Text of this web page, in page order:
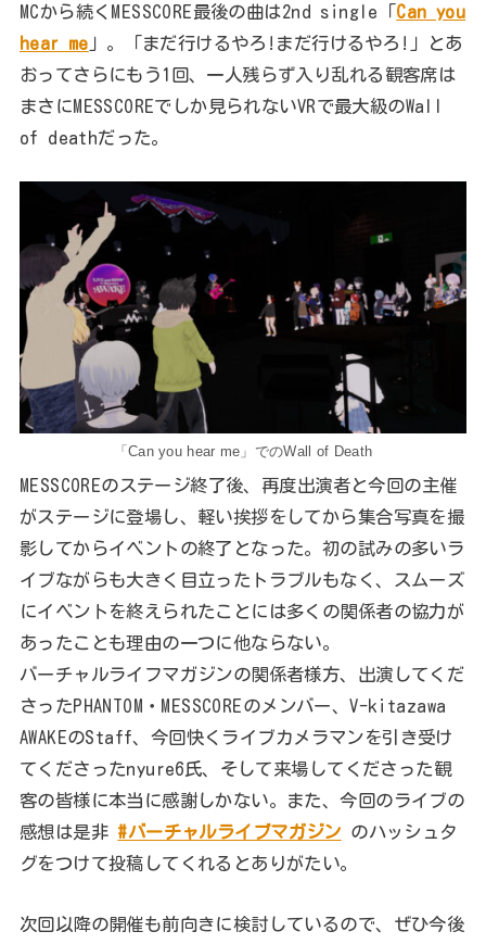
MCから続くMESSCORE最後の曲は2nd single「Can you
hear me 」。「まだ行けるやろ!まだ行けるやろ!」とあ
おってさらにもう1回、一人残らず入り乱れる観客席は
まさにMESSCOREでしか見られないVRで最大級のWall
of deathだった。
「Can you hear me」でのWall of Death
MESSCOREのステージ終了後、再度出演者と今回の主催
がステージに登場し、軽い挨拶をしてから集合写真を撮
影してからイベントの終了となった。初の試みの多いラ
イブながらも大きく目立ったトラブルもなく、スムーズ
にイベントを終えられたことには多くの関係者の協力が
あったことも理由の一つに他ならない。
バーチャルライフマガジンの関係者様方、出演してくだ
さったPHANTOM・MESSCOREのメンバー、V-kitazawa
AWAKEのStaff、今回快くライブカメラマンを引き受け
てくださったnyure6氏、そして来場してくださった観
客の皆様に本当に感謝しかない。また、今回のライブの
感想は是非 #バーチャルライブマガジン のハッシュタ
グをつけて投稿してくれるとありがたい。
次回以降の開催も前向きに検討しているので、ぜひ今後